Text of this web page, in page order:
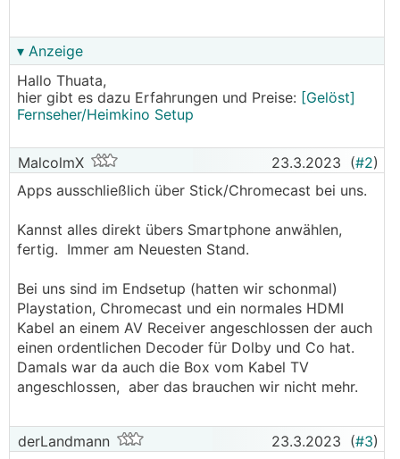
▾ Anzeige
Hallo Thuata,
hier gibt es dazu Erfahrungen und Preise: [Gelöst]
Fernseher/Heimkino Setup
MalcolmX 23.3.2023 (#2)
Apps ausschließlich über Stick/Chromecast bei uns.
Kannst alles direkt übers Smartphone anwählen,
fertig. Immer am Neuesten Stand.
Bei uns sind im Endsetup (hatten wir schonmal)
Playstation, Chromecast und ein normales HDMI
Kabel an einem AV Receiver angeschlossen der auch
einen ordentlichen Decoder für Dolby und Co hat.
Damals war da auch die Box vom Kabel TV
angeschlossen, aber das brauchen wir nicht mehr.
derLandmann 23.3.2023 (#3)